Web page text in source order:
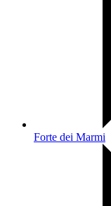
Forte dei Marmi